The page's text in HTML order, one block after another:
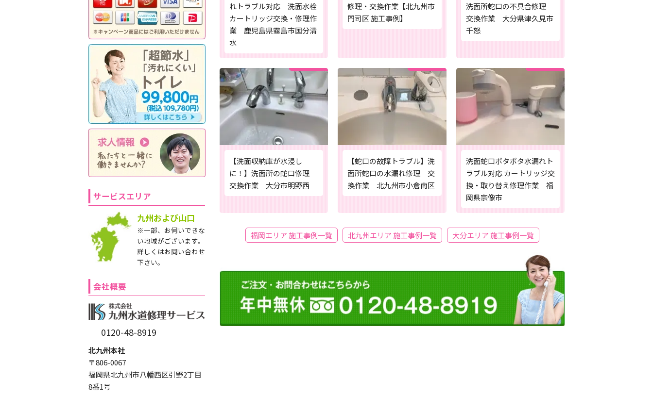
れトラブル対応 洗面水栓
カートリッジ交換・修理作
業 鹿児島県霧島市国分清
水
修理・交換作業【北九州市
門司区 施工事例】
洗面所蛇口の不具合修理
交換作業 大分県津久見市
千怒
【洗面収納庫が水浸し
に！】洗面所の蛇口修理
交換作業 大分市明野西
【蛇口の故障トラブル】洗
面所蛇口の水漏れ修理 交
換作業 北九州市小倉南区
洗面蛇口ポタポタ水漏れト
ラブル対応 カートリッジ交
換・取り替え修理作業 福
岡県宗像市
福岡エリア 施工事例一覧 北九州エリア 施工事例一覧 大分エリア 施工事例一覧
サービスエリア
九州および山口
※一部、お伺いできな
い地域がございます。
詳しくはお問い合わせ
下さい。
会社概要
0120-48-8919
北九州本社
〒806-0067
福岡県北九州市八幡西区引野2丁目
8番1号